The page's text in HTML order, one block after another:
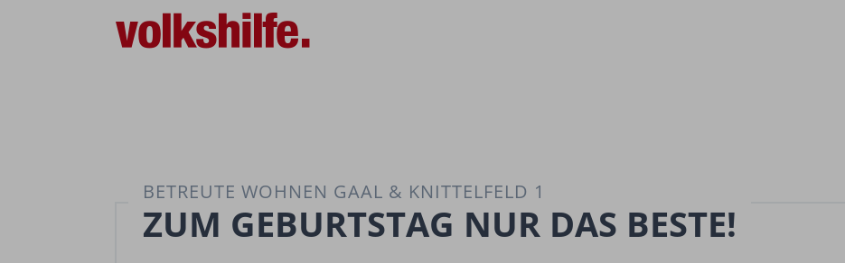
BETREUTE WOHNEN GAAL & KNITTELFELD 1
ZUM GEBURTSTAG NUR DAS BESTE!